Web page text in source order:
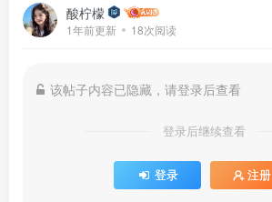
酸柠檬
1年前更新 18次阅读
该帖子内容已隐藏，请登录后查看
登录后继续查看
登录 注册